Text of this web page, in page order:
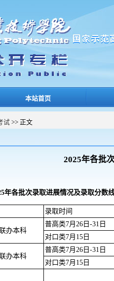
本站首页
试 >> 正文
2025年各批
进展情况及录取分数
录取时间
办本科
普高类7月26日-31日
对口类7月15日
办本科
普高类7月26日-31日
对口类7月15日